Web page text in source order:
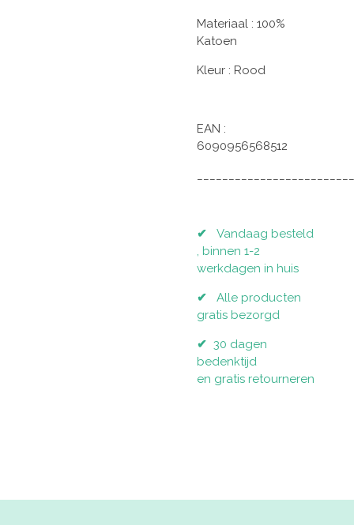
Materiaal : 100%
Katoen
Kleur : Rood
EAN :
6090956568512
✔
Vandaag besteld
, binnen 1-2
werkdagen in huis
✔
Alle producten
gratis bezorgd
✔ 30 dagen
bedenktijd
en gratis retourneren